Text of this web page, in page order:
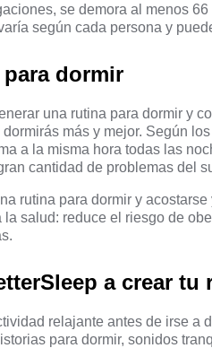
, se demora al menos
según cada persona y
dormir
una rutina para dormir y
más y mejor. Según
a la misma hora todas las
cantidad de problemas del
rutina para dormir y
salud: reduce el riesgo de
a crear
relajante antes de irse a
para dormir, sonidos